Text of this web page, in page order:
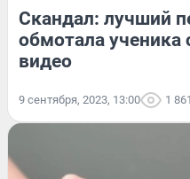
Скандал: лучший
обмотала ученика
видео
9 сентября, 2023, 13:00 1 861